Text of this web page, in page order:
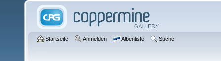
Startseite Anmelden Albenliste Suche